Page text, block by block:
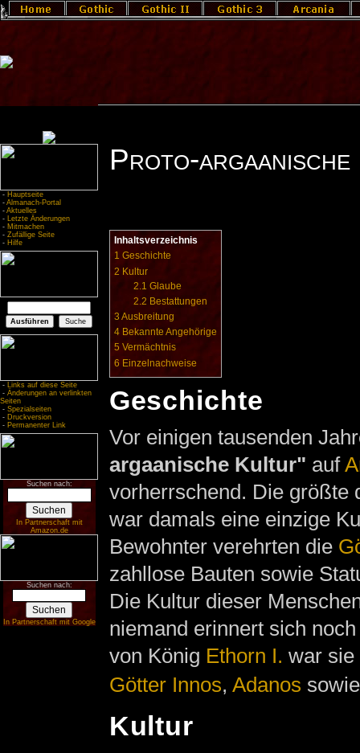
- Hauptseite
- Almanach-Portal
- Aktuelles
- Letzte Änderungen
- Mitmachen
- Zufällige Seite
- Hilfe
- Links auf diese Seite
- Änderungen an verlinkten
Seiten
- Spezialseiten
- Druckversion
- Permanenter Link
Suchen nach:
In Partnerschaft mit
Amazon.de
Suchen nach:
In Partnerschaft mit Google
Proto-
Inhaltsverzeichnis
1 Geschichte
2 Kultur
2.1 Glaube
2.2 Bestattungen
3 Ausbreitung
4 Bekannte Angehörige
5 Vermächtnis
6 Einzelnachweise
Geschichte
Vor einigen tausenden
argaanische Kultur" auf
vorherrschend. Die größte
war damals eine einzige
Bewohnter verehrten die
zahllose Bauten sowie
Die Kultur dieser
niemand erinnert sich
von König Ethorn I. war sie
Götter Innos, Adanos
Kultur